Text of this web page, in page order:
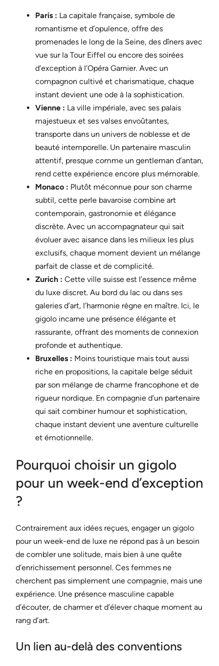
Paris : La capitale française, symbole de
romantisme et d’opulence, offre des
promenades le long de la Seine, des dîners avec
vue sur la Tour Eiffel ou encore des soirées
d’exception à l’Opéra Garnier. Avec un
compagnon cultivé et charismatique, chaque
instant devient une ode à la sophistication.
Vienne : La ville impériale, avec ses palais
majestueux et ses valses envoûtantes,
transporte dans un univers de noblesse et de
beauté intemporelle. Un partenaire masculin
attentif, presque comme un gentleman d’antan,
rend cette expérience encore plus mémorable.
Monaco : Plutôt méconnue pour son charme
subtil, cette perle bavaroise combine art
contemporain, gastronomie et élégance
discrète. Avec un accompagnateur qui sait
évoluer avec aisance dans les milieux les plus
exclusifs, chaque moment devient un mélange
parfait de classe et de complicité.
Zurich : Cette ville suisse est l’essence même
du luxe discret. Au bord du lac ou dans ses
galeries d’art, l’harmonie règne en maître. Ici, le
gigolo incarne une présence élégante et
rassurante, offrant des moments de connexion
profonde et authentique.
Bruxelles : Moins touristique mais tout aussi
riche en propositions, la capitale belge séduit
par son mélange de charme francophone et de
rigueur nordique. En compagnie d’un partenaire
qui sait combiner humour et sophistication,
chaque instant devient une aventure culturelle
et émotionnelle.
Pourquoi choisir un gigolo
pour un week-end d’exception
?
Contrairement aux idées reçues, engager un gigolo
pour un week-end de luxe ne répond pas à un besoin
de combler une solitude, mais bien à une quête
d’enrichissement personnel. Ces femmes ne
cherchent pas simplement une compagnie, mais une
expérience. Une présence masculine capable
d’écouter, de charmer et d’élever chaque moment au
rang d’art.
Un lien au-delà des conventions